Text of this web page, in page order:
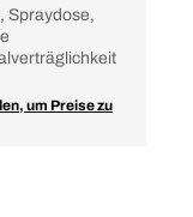
Spraydose,
um Preise zu